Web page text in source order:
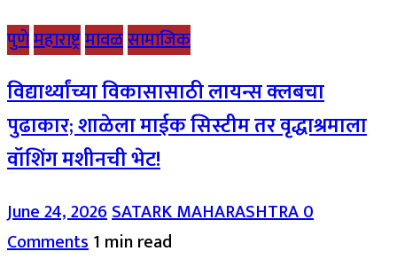
पुणेमहाराष्ट्रमावळसामाजिक
विद्यार्थ्यांच्या विकासासाठी लायन्स क्लबचा
पुढाकार; शाळेला माईक सिस्टीम तर वृद्धाश्रमाला
वॉशिंग मशीनची भेट!
June 24, 2026SATARK MAHARASHTRA0
Comments1 min read